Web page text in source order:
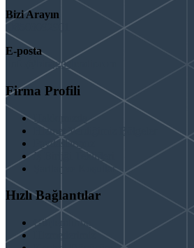
Bizi Arayın
E-posta
info@binaguclendir.com
Firma Profili
Hakkımızda
Hizmet Verdiğimiz Bölgeler
Paydaşlarımız
İş Birliği Teklifleri
Şartlar ve Koşullar
Hızlı Bağlantılar
Güçlendirme
Hizmetlerimiz